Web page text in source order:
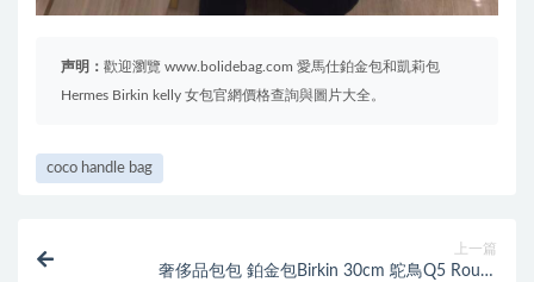
声明： 歡迎瀏覽 www.bolidebag.com 愛馬仕鉑金包和凱莉包
Hermes Birkin kelly 女包官網價格查詢與圖片大全。
coco handle bag
上一篇
奢侈品包包 鉑金包Birkin 30cm 鴕鳥Q5 Rouge